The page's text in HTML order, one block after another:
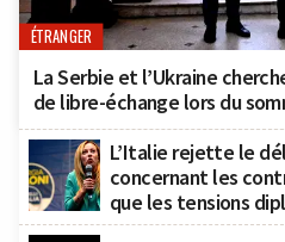
ÉTRANGER
La Serbie et l’Ukraine
de libre-échange lors du
L’Italie rejette le
concernant les
que les tensions